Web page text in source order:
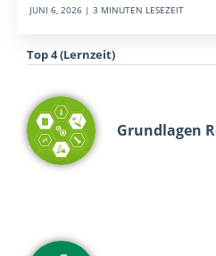
JUNI 6, 2026 | 3 MINUTEN LESEZEIT
Top 4 (Lernzeit)
Grundlagen